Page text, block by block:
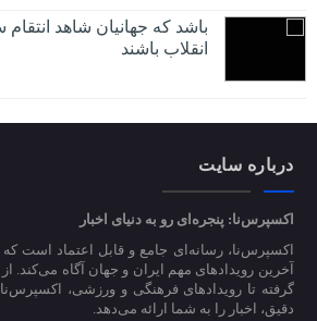
باشد که جهانیان شاهد
انقلاب باشند
درباره سایت
اکسپرس‌نا: پنجره‌ای رو به دنیای اخبار
اکسپرس‌نا، رسانه‌ای جامع و قابل اعتماد است
آخرین رویدادهای مهم ایران و جهان آگاه می‌کند.
گرفته تا رویدادهای فرهنگی و ورزشی،
دقیق، اخبار را به شما ارائه می‌دهد.